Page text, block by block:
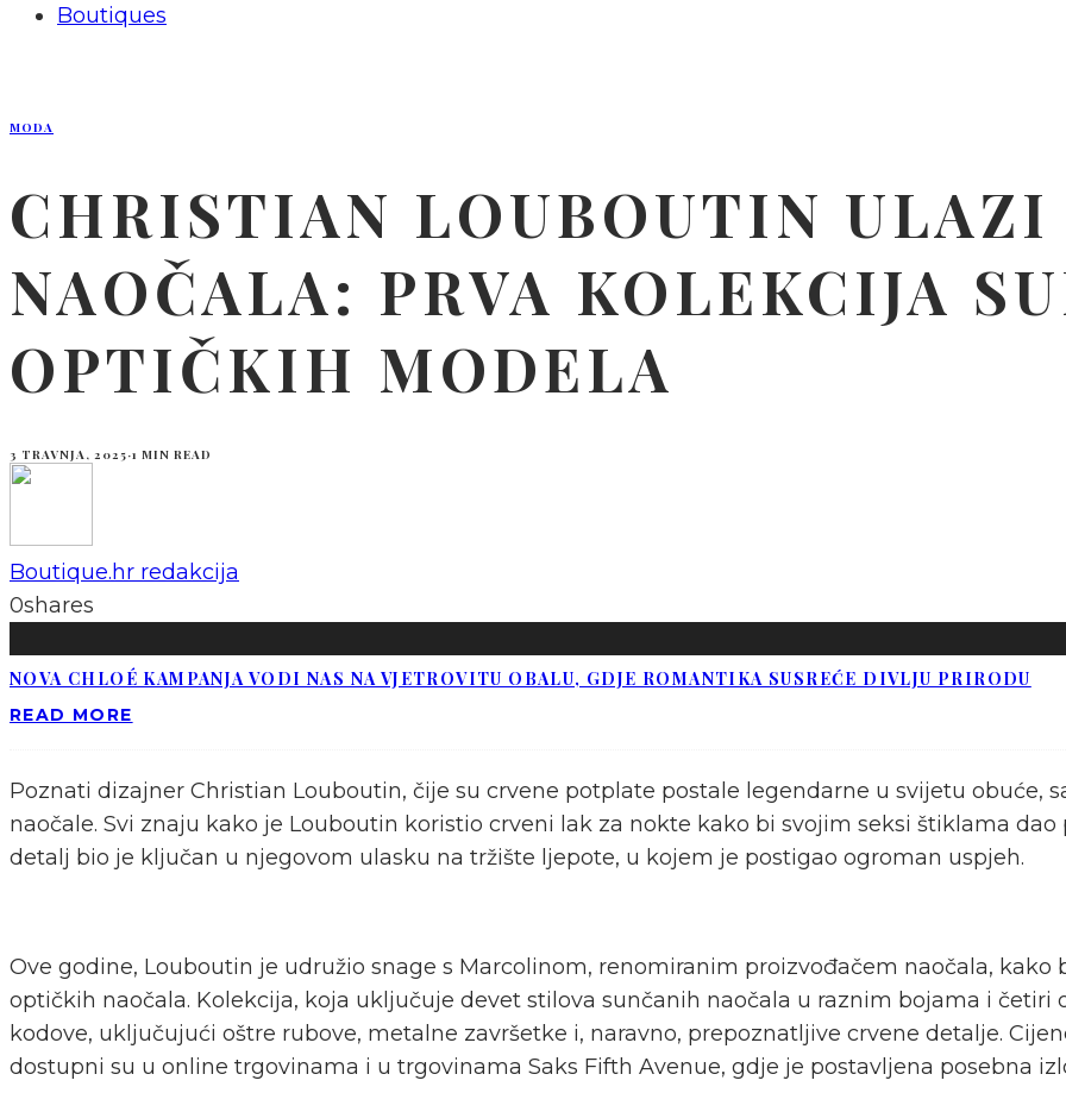
Boutiques
MODA
CHRISTIAN LOUBOUTIN ULAZI
NAOČALA: PRVA KOLEKCIJA
OPTIČKIH MODELA
3 TRAVNJA, 2025·1 MIN READ
Boutique.hr redakcija
0shares
NOVA CHLOÉ KAMPANJA VODI NAS NA VJETROVITU OBALU, GDJE ROMANTIKA SUSREĆE DIVLJU PRIRODU
READ MORE
Poznati dizajner Christian Louboutin, čije su crvene potplate postale legendarne u svijetu obuće,
naočale. Svi znaju kako je Louboutin koristio crveni lak za nokte kako bi svojim seksi štiklama
detalj bio je ključan u njegovom ulasku na tržište ljepote, u kojem je postigao ogroman uspjeh.
Ove godine, Louboutin je udružio snage s Marcolinom, renomiranim proizvođačem naočala,
optičkih naočala. Kolekcija, koja uključuje devet stilova sunčanih naočala u raznim bojama i
kodove, uključujući oštre rubove, metalne završetke i, naravno, prepoznatljive crvene detalje.
dostupni su u online trgovinama i u trgovinama Saks Fifth Avenue, gdje je postavljena posebna